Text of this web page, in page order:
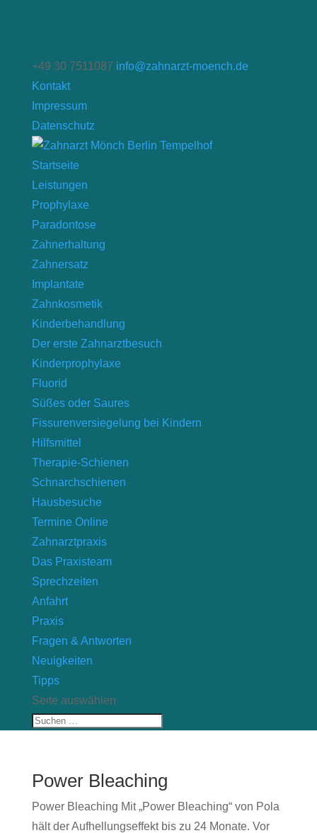
+49 30 7511087 info@zahnarzt-moench.de
Kontakt
Impressum
Datenschutz
Startseite
Leistungen
Prophylaxe
Paradontose
Zahnerhaltung
Zahnersatz
Implantate
Zahnkosmetik
Kinderbehandlung
Der erste Zahnarztbesuch
Kinderprophylaxe
Fluorid
Süßes oder Saures
Fissurenversiegelung bei Kindern
Hilfsmittel
Therapie-Schienen
Schnarchschienen
Hausbesuche
Termine Online
Zahnarztpraxis
Das Praxisteam
Sprechzeiten
Anfahrt
Praxis
Fragen & Antworten
Neuigkeiten
Tipps
Seite auswählen
Power Bleaching
Power Bleaching Mit „Power Bleaching“ von Pola
hält der Aufhellungseffekt bis zu 24 Monate. Vor